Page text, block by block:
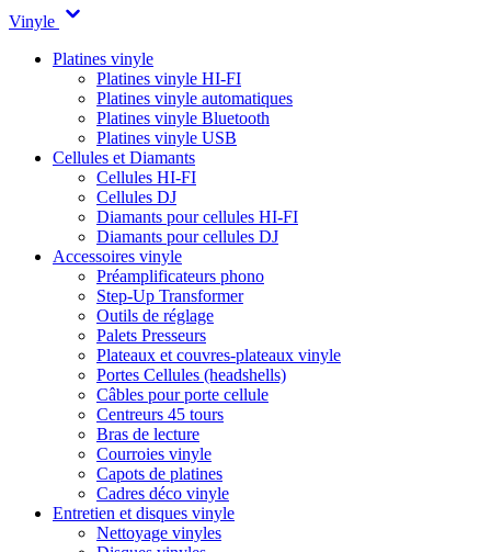
Vinyle
Platines vinyle
Platines vinyle HI-FI
Platines vinyle automatiques
Platines vinyle Bluetooth
Platines vinyle USB
Cellules et Diamants
Cellules HI-FI
Cellules DJ
Diamants pour cellules HI-FI
Diamants pour cellules DJ
Accessoires vinyle
Préamplificateurs phono
Step-Up Transformer
Outils de réglage
Palets Presseurs
Plateaux et couvres-plateaux vinyle
Portes Cellules (headshells)
Câbles pour porte cellule
Centreurs 45 tours
Bras de lecture
Courroies vinyle
Capots de platines
Cadres déco vinyle
Entretien et disques vinyle
Nettoyage vinyles